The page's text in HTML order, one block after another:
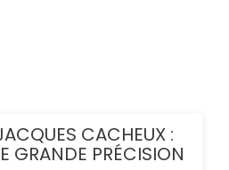
CACHEUX :
GRANDE PRÉCISION